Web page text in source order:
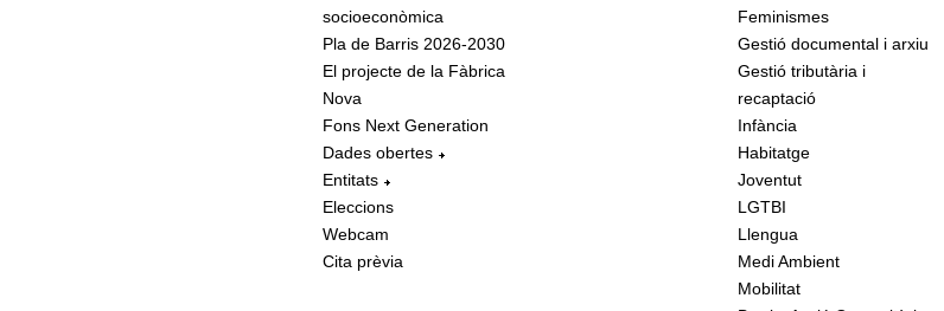
socioeconòmica
Pla de Barris 2026-2030
El projecte de la Fàbrica
Nova
Fons Next Generation
Dades obertes
Entitats
Eleccions
Webcam
Cita prèvia
Feminismes
Gestió documental i arxiu
Gestió tributària i
recaptació
Infància
Habitatge
Joventut
LGTBI
Llengua
Medi Ambient
Mobilitat